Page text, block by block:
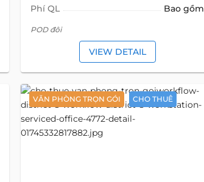
Phí QL Bao gồm
​POD đôi
VIEW DETAIL
VĂN PHÒNG TRỌN GÓI CHO THUÊ